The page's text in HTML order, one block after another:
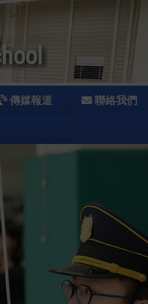
傳媒報道 聯絡我們